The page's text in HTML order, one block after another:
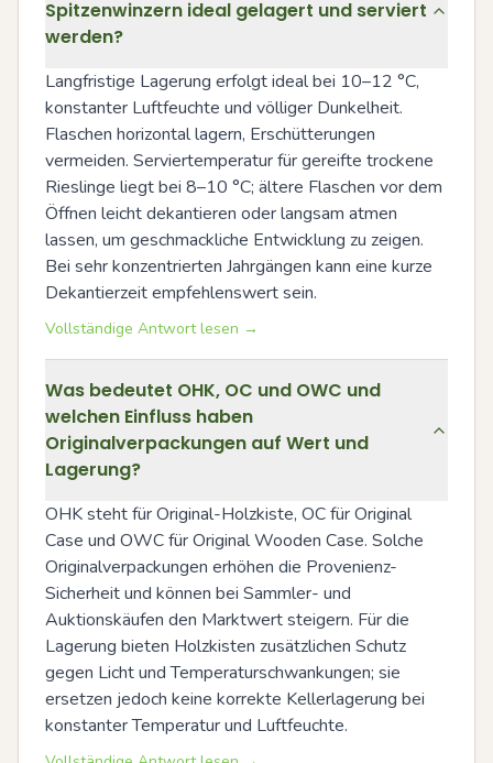
Spitzenwinzern ideal gelagert und serviert
werden?
Langfristige Lagerung erfolgt ideal bei 10–12 °C,
konstanter Luftfeuchte und völliger Dunkelheit.
Flaschen horizontal lagern, Erschütterungen
vermeiden. Serviertemperatur für gereifte trockene
Rieslinge liegt bei 8–10 °C; ältere Flaschen vor dem
Öffnen leicht dekantieren oder langsam atmen
lassen, um geschmackliche Entwicklung zu zeigen.
Bei sehr konzentrierten Jahrgängen kann eine kurze
Dekantierzeit empfehlenswert sein.
Vollständige Antwort lesen →
Was bedeutet OHK, OC und OWC und
welchen Einfluss haben
Originalverpackungen auf Wert und
Lagerung?
OHK steht für Original-Holzkiste, OC für Original
Case und OWC für Original Wooden Case. Solche
Originalverpackungen erhöhen die Provenienz-
Sicherheit und können bei Sammler- und
Auktionskäufen den Marktwert steigern. Für die
Lagerung bieten Holzkisten zusätzlichen Schutz
gegen Licht und Temperaturschwankungen; sie
ersetzen jedoch keine korrekte Kellerlagerung bei
konstanter Temperatur und Luftfeuchte.